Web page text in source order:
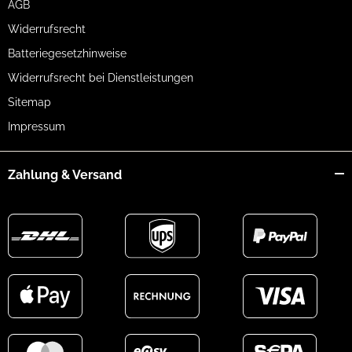
Gewicht (ohne Batterien)
AGB
Widerrufsrecht
Batteriegesetzhinweise
Widerrufsrecht bei Dienstleistungen
Sitemap
Impressum
Zahlung & Versand